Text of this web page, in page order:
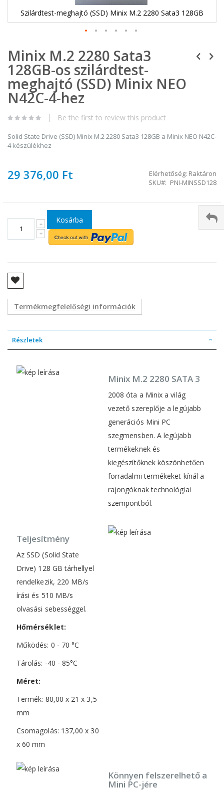
Szilárdtest-meghajtó (SSD) Minix M.2 2280 Sata3 128GB
a
képgaléria
elejére
Minix M.2 2280 Sata3
128GB-os szilárdtest-
meghajtó (SSD) Minix NEO
N42C-4-hez
Be the first to review this product
Solid State Drive (SSD) Minix M.2 2280 Sata3 128GB a Minix NEO N42C-
4 készülékhez
29 376,00 Ft Elérhetőség: Raktáron
SKU
PNI-MINSSD128
Kosárba
Termékmegfelelőségi információk
Részletek
Minix M.2 2280 SATA 3
2008 óta a Minix a világ
vezető szereplője a legújabb
generációs Mini PC
szegmensben. A legújabb
termékeknek és
kiegészítőknek köszönhetően
forradalmi termékeket kínál a
rajongóknak technológiai
szempontból.
Teljesítmény
Az SSD (Solid State
Drive) 128 GB tárhellyel
rendelkezik, 220 MB/s
írási és 510 MB/s
olvasási sebességgel.
Hőmérséklet:
Működés: 0 - 70 °C
Tárolás: -40 - 85°C
Méret:
Termék: 80,00 x 21 x 3,5
mm
Csomagolás: 137,00 x 30
x 60 mm
Könnyen felszerelhető a
Mini PC-jére